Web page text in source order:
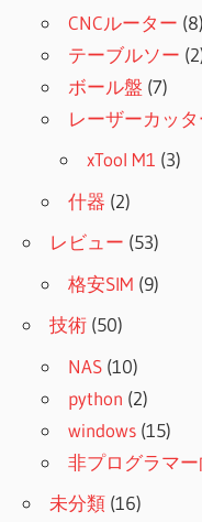
CNCルーター (8)
テーブルソー
ボール盤 (7)
レーザーカッタ
xTool M1 (3)
什器 (2)
レビュー (53)
格安SIM (9)
技術 (50)
NAS (10)
python (2)
windows (15)
非プログラマ
未分類 (16)